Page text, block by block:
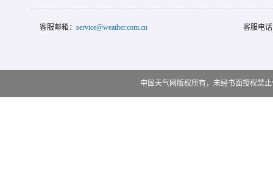
客服邮箱： service@weather.com.cn 客服电
中国天气网版权所有，未经书面授权